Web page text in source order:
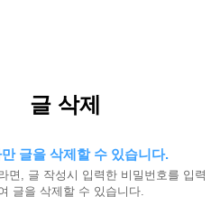
글 삭제
글을 삭제할 수 있습니다.
면, 글 작성시 입력한 비밀번호를 입력
글을 삭제할 수 있습니다.